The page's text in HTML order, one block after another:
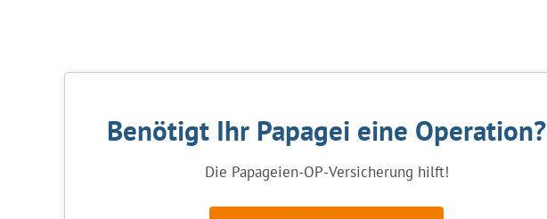
Benötigt Ihr Papagei eine Operation?
Die Papageien-OP-Versicherung hilft!